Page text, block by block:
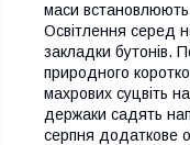
маси
Освітлення серед
закладки бутонів.
природного
махрових суцвіть
держаки садять
серпня додаткове